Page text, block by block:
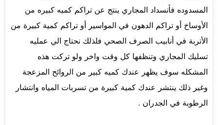
المسدوده فأنسداد المجاري ينتج عن تراكم كميه كبيره من
الأوساخ أو تراكم الدهون في المواسير أو تراكم كمية كبيرة من
الأتربة في أنابيب الصرف الصحي فلذلك نحتاج الي عمليه
تسليك المجاري وتنظفها كل وقت واخر ولو تركت هذه
المشكله سوف يظهر عندك كميه كبير من الروائح المزعجة
وغير ذلك ينتشر عندك كمية كبيرة من تسربات المياه وانتشار
الرطوبة في الجدران .